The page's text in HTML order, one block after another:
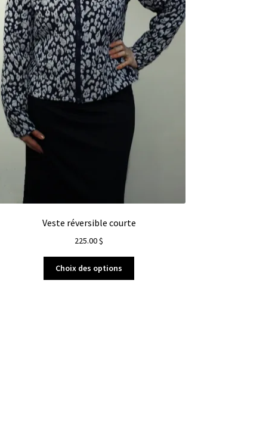
Veste réversible courte
225.00$
Choix des options